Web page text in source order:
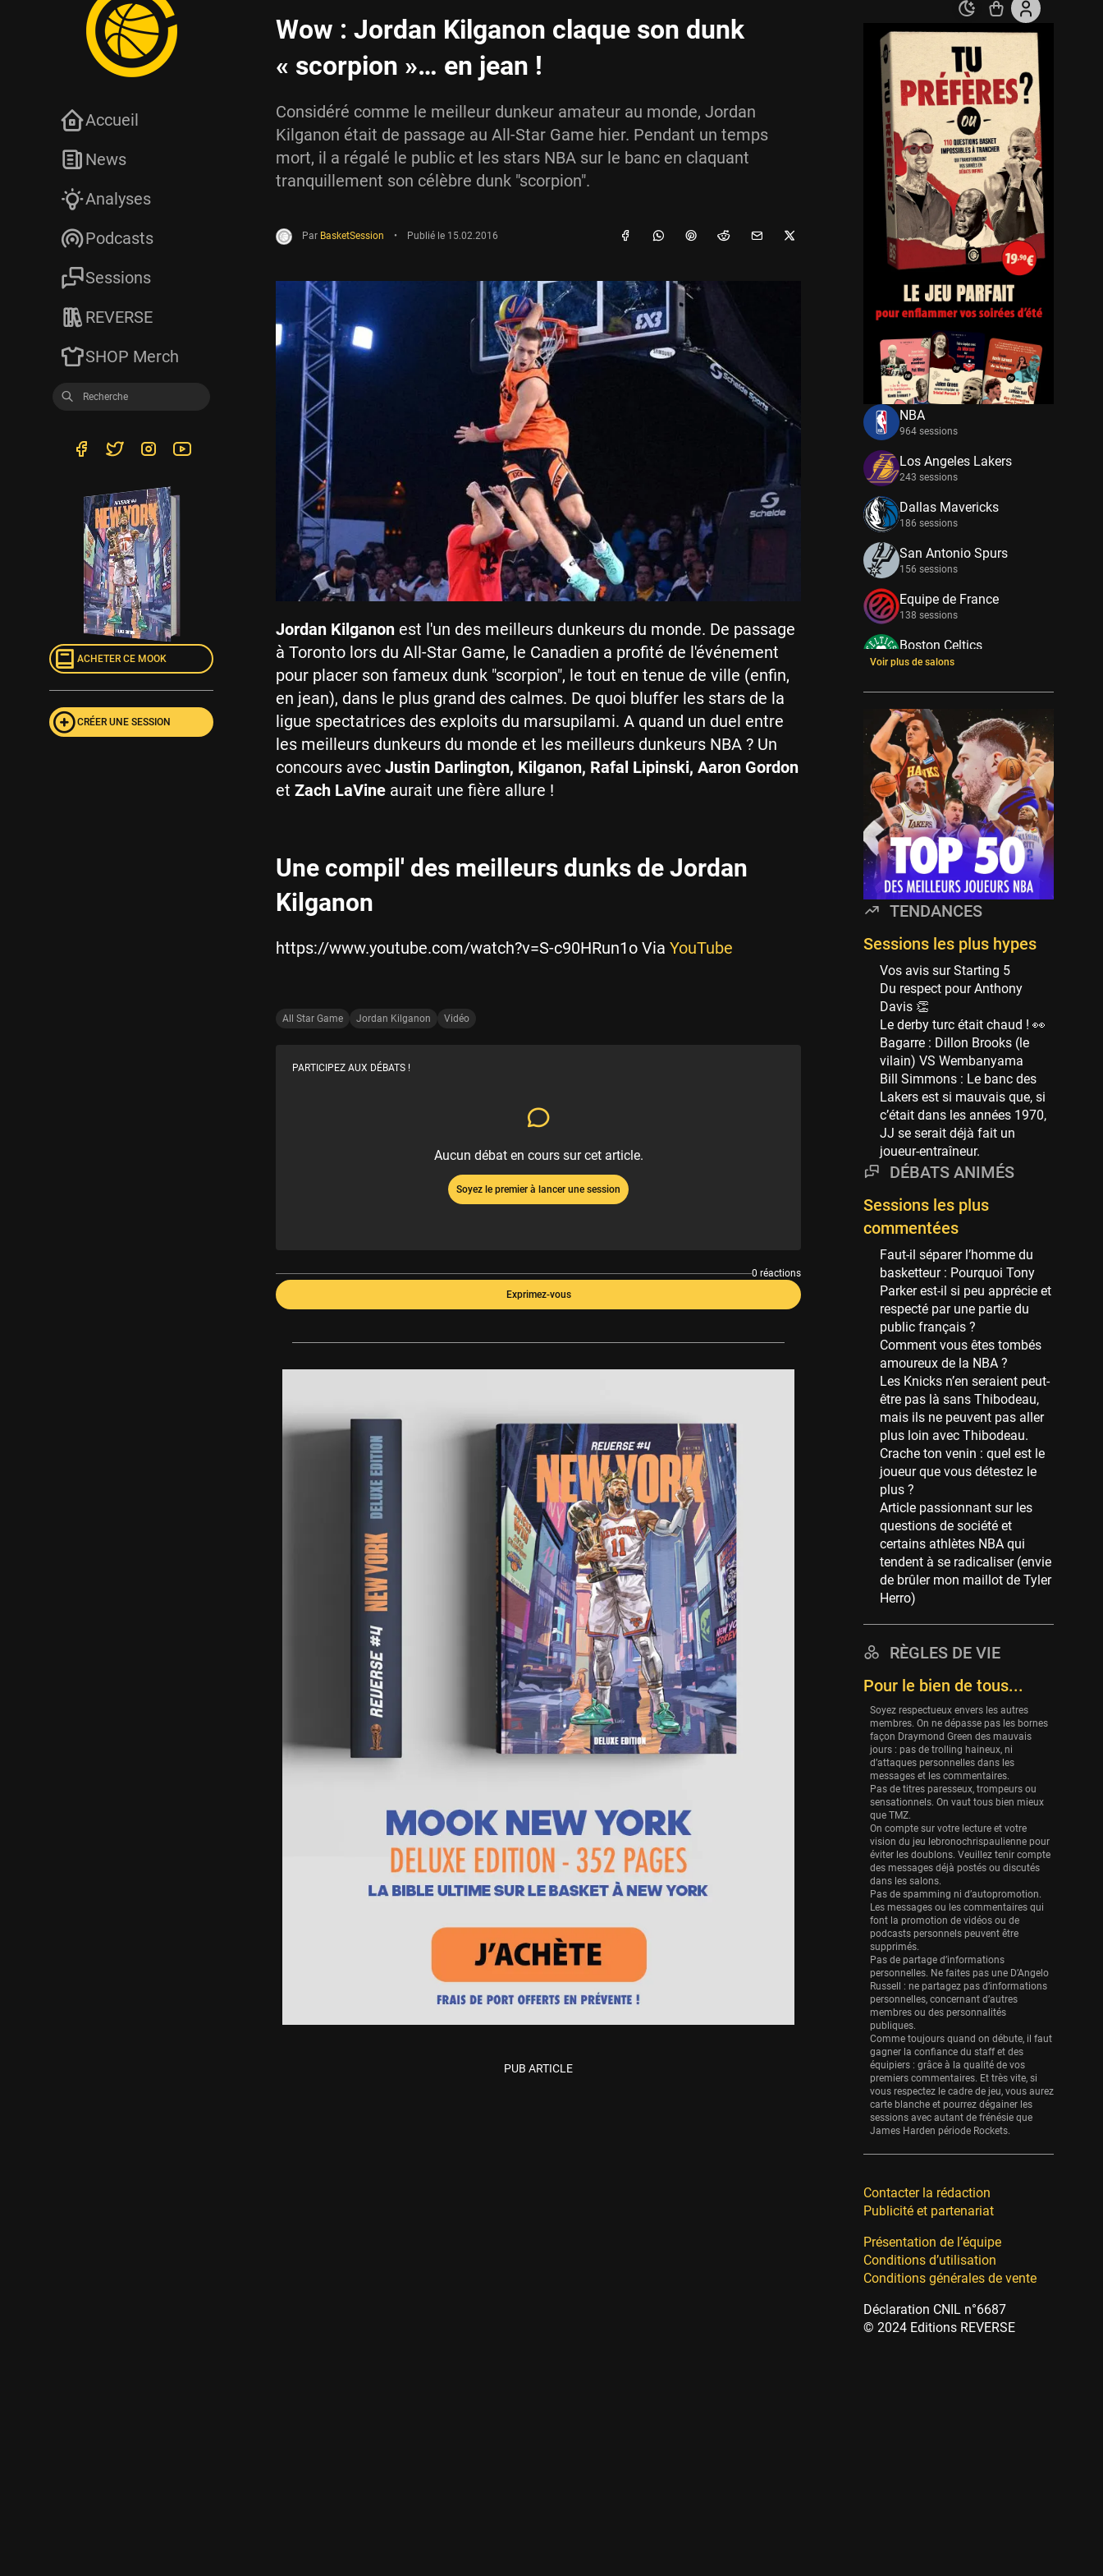
Wow : Jordan Kilganon claque son dunk
« scorpion »… en jean !
Considéré comme le meilleur dunkeur amateur au monde, Jordan
Kilganon était de passage au All-Star Game hier. Pendant un temps
mort, il a régalé le public et les stars NBA sur le banc en claquant
tranquillement son célèbre dunk "scorpion".
Par BasketSession • Publié le 15.02.2016
Jordan Kilganon est l'un des meilleurs dunkeurs du monde. De passage
à Toronto lors du All-Star Game, le Canadien a profité de l'événement
pour placer son fameux dunk "scorpion", le tout en tenue de ville (enfin,
en jean), dans le plus grand des calmes. De quoi bluffer les stars de la
ligue spectatrices des exploits du marsupilami. A quand un duel entre
les meilleurs dunkeurs du monde et les meilleurs dunkeurs NBA ? Un
concours avec Justin Darlington, Kilganon, Rafal Lipinski, Aaron Gordon
et Zach LaVine aurait une fière allure !
Une compil' des meilleurs dunks de Jordan
Kilganon
https://www.youtube.com/watch?v=S-c90HRun1o Via YouTube
All Star Game Jordan Kilganon Vidéo
PARTICIPEZ AUX DÉBATS !
Aucun débat en cours sur cet article.
Soyez le premier à lancer une session
0 réactions
Exprimez-vous
PUB ARTICLE
Accueil
News
Analyses
Podcasts
Sessions
REVERSE
SHOP Merch
ACHETER CE MOOK
CRÉER UNE SESSION
NBA
964 sessions
Los Angeles Lakers
243 sessions
Dallas Mavericks
186 sessions
San Antonio Spurs
156 sessions
Equipe de France
138 sessions
Boston Celtics
133 sessions
New York Knicks
114 sessions
Minnesota Timberwolves
114 sessions
Golden State Warriors
113 sessions
Denver Nuggets
106 sessions
WNBA
97 sessions
Philadelphia Sixers
89 sessions
Milwaukee Bucks
82 sessions
Hoop Culture
73 sessions
Oklahoma City Thunder
69 sessions
Phoenix Suns
69 sessions
Miami Heat
63 sessions
Los Angeles Clippers
61 sessions
53 sessions
New Orleans Pelicans
53 sessions
Jeux Olympiques
52 sessions
Atlanta Hawks
45 sessions
Chicago Bulls
41 sessions
Memphis Grizzlies
39 sessions
Cleveland Cavaliers
Orlando Magic
36 sessions
Euroleague
34 sessions
Charlotte Hornets
Houston Rockets
31 sessions
Washington Wizards
29 sessions
Portland Trail Blazers
27 sessions
Eurobasket
25 sessions
Detroit Pistons
25 sessions
Brooklyn Nets
24 sessions
Sacramento Kings
24 sessions
Utah Jazz
22 sessions
Toronto Raptors
18 sessions
REVERSE
11 sessions
Voir plus de salons
TENDANCES
Sessions les plus hypes
Vos avis sur Starting 5
Du respect pour Anthony
Davis 👏
Le derby turc était chaud ! 👀
Bagarre : Dillon Brooks (le
vilain) VS Wembanyama
Bill Simmons : Le banc des
Lakers est si mauvais que, si
c’était dans les années 1970,
JJ se serait déjà fait un
joueur-entraîneur.
DÉBATS ANIMÉS
Sessions les plus
commentées
Faut-il séparer l’homme du
basketteur : Pourquoi Tony
Parker est-il si peu apprécie et
respecté par une partie du
public français ?
Comment vous êtes tombés
amoureux de la NBA ?
Les Knicks n’en seraient peut-
être pas là sans Thibodeau,
mais ils ne peuvent pas aller
plus loin avec Thibodeau.
Crache ton venin : quel est le
joueur que vous détestez le
plus ?
Article passionnant sur les
questions de société et
certains athlètes NBA qui
tendent à se radicaliser (envie
de brûler mon maillot de Tyler
Herro)
RÈGLES DE VIE
Pour le bien de tous...
Soyez respectueux envers les autres
membres. On ne dépasse pas les bornes
façon Draymond Green des mauvais
jours : pas de trolling haineux, ni
d’attaques personnelles dans les
messages et les commentaires.
Pas de titres paresseux, trompeurs ou
sensationnels. On vaut tous bien mieux
que TMZ.
On compte sur votre lecture et votre
vision du jeu lebronochrispaulienne pour
éviter les doublons. Veuillez tenir compte
des messages déjà postés ou discutés
dans les salons.
Pas de spamming ni d’autopromotion.
Les messages ou les commentaires qui
font la promotion de vidéos ou de
podcasts personnels peuvent être
supprimés.
Pas de partage d’informations
personnelles. Ne faites pas une D’Angelo
Russell : ne partagez pas d’informations
personnelles, concernant d’autres
membres ou des personnalités
publiques.
Comme toujours quand on débute, il faut
gagner la confiance du staff et des
équipiers : grâce à la qualité de vos
premiers commentaires. Et très vite, si
vous respectez le cadre de jeu, vous aurez
carte blanche et pourrez dégainer les
sessions avec autant de frénésie que
James Harden période Rockets.
Contacter la rédaction
Publicité et partenariat
Présentation de l’équipe
Conditions d’utilisation
Conditions générales de vente
Déclaration CNIL n°6687
© 2024 Editions REVERSE